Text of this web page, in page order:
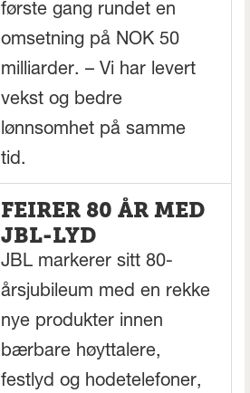
første gang rundet en
omsetning på NOK 50
milliarder. – Vi har levert
vekst og bedre
lønnsomhet på samme
tid.
FEIRER 80 ÅR MED
JBL-LYD
JBL markerer sitt 80-
årsjubileum med en rekke
nye produkter innen
bærbare høyttalere,
festlyd og hodetelefoner,